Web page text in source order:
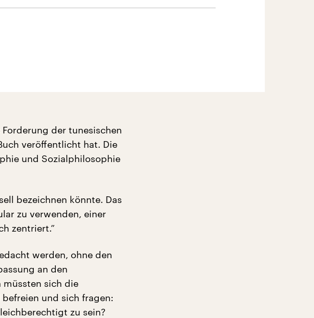
der tunesischen
veröffentlicht hat. Die
und Sozialphilosophie
bezeichnen könnte. Das
zu verwenden, einer
zentriert.”
werden, ohne den
an den
müssten sich die
und sich fragen:
zu sein?